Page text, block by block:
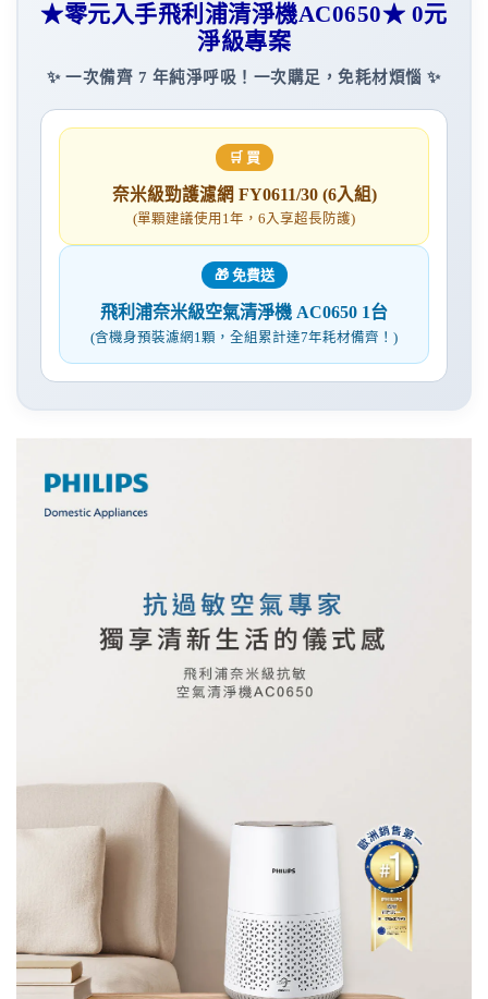
★零元入手飛利浦清淨機AC0650★ 0元
淨級專案
✨ 一次備齊 7 年純淨呼吸！一次購足，免耗材煩惱 ✨
🛒 買
奈米級勁護濾網 FY0611/30 (6入組)
(單顆建議使用1年，6入享超長防護)
🎁 免費送
飛利浦奈米級空氣清淨機 AC0650 1台
(含機身預裝濾網1顆，全組累計達7年耗材備齊！)